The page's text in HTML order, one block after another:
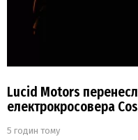
Lucid Motors
електрокросовера
5 годин тому